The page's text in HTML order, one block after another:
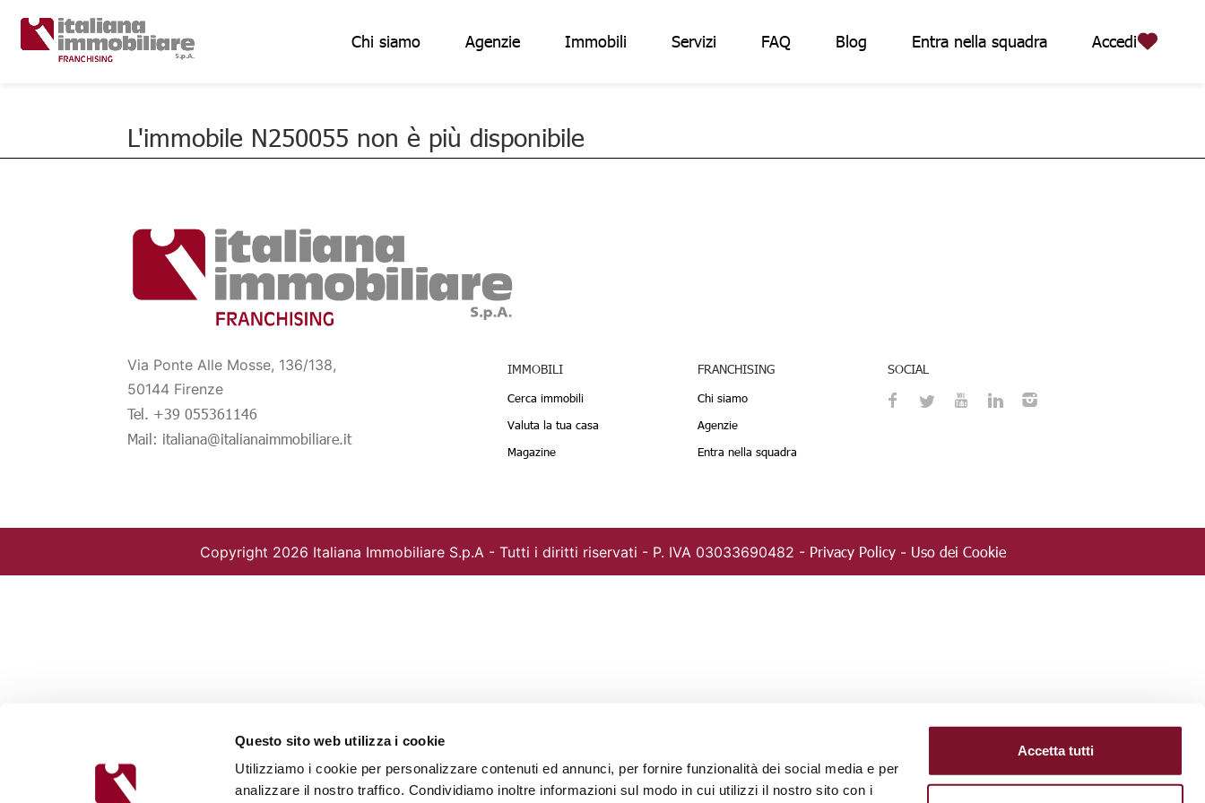
Questo sito web utilizza i cookie
Utilizziamo i cookie per personalizzare contenuti ed annunci, per fornire funzionalità dei social media e per
analizzare il nostro traffico. Condividiamo inoltre informazioni sul modo in cui utilizzi il nostro sito con i
Accetta tutti
Chi siamo Agenzie Immobili Servizi FAQ Blog Entra nella squadra Accedi
L'immobile N250055 non è più disponibile
Via Ponte Alle Mosse, 136/138,
50144 Firenze
Tel. +39 055361146
Mail: italiana@italianaimmobiliare.it
IMMOBILI
Cerca immobili
Valuta la tua casa
Magazine
FRANCHISING
Chi siamo
Agenzie
Entra nella squadra
SOCIAL
Copyright 2026 Italiana Immobiliare S.p.A - Tutti i diritti riservati - P. IVA 03033690482 - Privacy Policy- Uso dei Cookie